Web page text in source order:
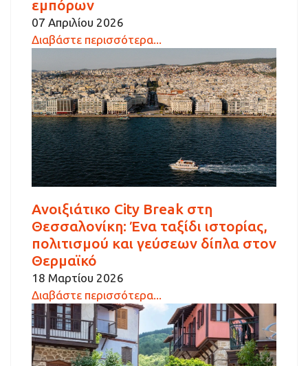
εμπόρων
07 Απριλίου 2026
Διαβάστε περισσότερα...
Ανοιξιάτικο City Break στη
Θεσσαλονίκη: Ένα ταξίδι ιστορίας,
πολιτισμού και γεύσεων δίπλα στον
Θερμαϊκό
18 Μαρτίου 2026
Διαβάστε περισσότερα...